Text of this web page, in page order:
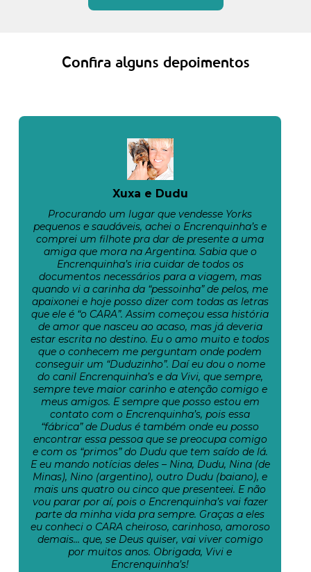
Confira alguns depoimentos
Xuxa e Dudu
Procurando um lugar que vendesse Yorks
pequenos e saudáveis, achei o Encrenquinha’s e
comprei um filhote pra dar de presente a uma
amiga que mora na Argentina. Sabia que o
Encrenquinha’s iria cuidar de todos os
documentos necessários para a viagem, mas
quando vi a carinha da “pessoinha” de pelos, me
apaixonei e hoje posso dizer com todas as letras
que ele é “o CARA”. Assim começou essa história
de amor que nasceu ao acaso, mas já deveria
estar escrita no destino. Eu o amo muito e todos
que o conhecem me perguntam onde podem
conseguir um “Duduzinho”. Daí eu dou o nome
do canil Encrenquinha’s e da Vivi, que sempre,
sempre teve maior carinho e atenção comigo e
meus amigos. E sempre que posso estou em
contato com o Encrenquinha’s, pois essa
“fábrica” de Dudus é também onde eu posso
encontrar essa pessoa que se preocupa comigo
e com os “primos” do Dudu que tem saído de lá.
E eu mando notícias deles – Nina, Dudu, Nina (de
Minas), Nino (argentino), outro Dudu (baiano), e
mais uns quatro ou cinco que presenteei. E não
vou parar por aí, pois o Encrenquinha’s vai fazer
parte da minha vida pra sempre. Graças a eles
eu conheci o CARA cheiroso, carinhoso, amoroso
demais… que, se Deus quiser, vai viver comigo
por muitos anos. Obrigada, Vivi e
Encrenquinha’s!